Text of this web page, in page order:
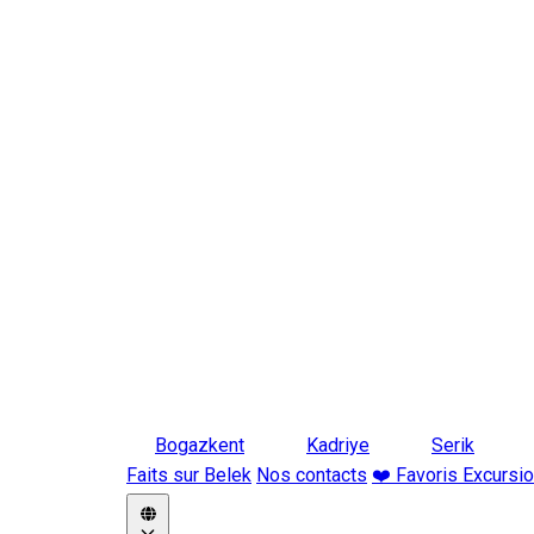
Bogazkent Kadriye
Serik
Faits sur Belek Nos contacts ❤️ Favoris